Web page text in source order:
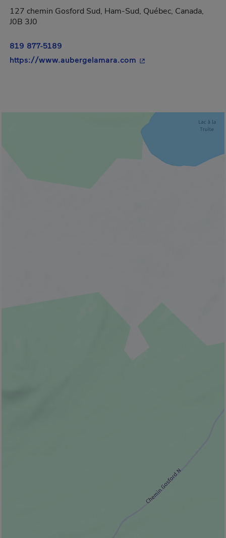
127 chemin Gosford Sud, Ham-Sud, Québec, Canada,
J0B 3J0
819 877-5189
https://www.aubergelamara.com - Cet hyperlien